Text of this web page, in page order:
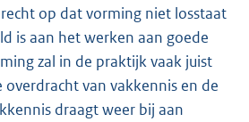
op dat vorming niet losstaat
is aan het werken aan goede
zal in de praktijk vaak juist
van vakkennis en de
draagt weer bij aan